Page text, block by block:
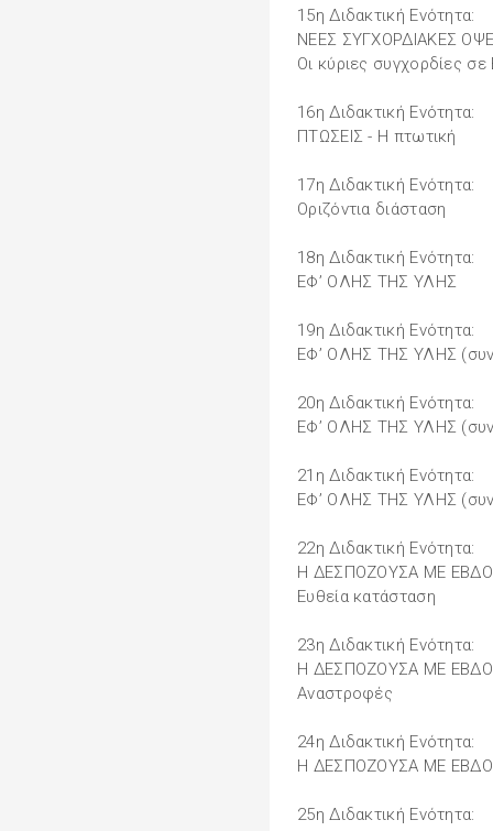
15η Διδακτική Ενότητα:
ΝΕΕΣ ΣΥΓΧΟΡΔΙΑΚΕΣ
Οι κύριες συγχορδίες
16η Διδακτική Ενότητα:
ΠΤΩΣΕΙΣ - Η πτωτική
17η Διδακτική Ενότητα:
Οριζόντια διάσταση
18η Διδακτική Ενότητα:
ΕΦ’ ΟΛΗΣ ΤΗΣ ΥΛΗΣ
19η Διδακτική Ενότητα:
ΕΦ’ ΟΛΗΣ ΤΗΣ ΥΛΗΣ
20η Διδακτική Ενότητα:
ΕΦ’ ΟΛΗΣ ΤΗΣ ΥΛΗΣ
21η Διδακτική Ενότητα:
ΕΦ’ ΟΛΗΣ ΤΗΣ ΥΛΗΣ
22η Διδακτική Ενότητα:
Η ΔΕΣΠΟΖΟΥΣΑ ΜΕ
Ευθεία κατάσταση
23η Διδακτική Ενότητα:
Η ΔΕΣΠΟΖΟΥΣΑ ΜΕ
Αναστροφές
24η Διδακτική Ενότητα:
Η ΔΕΣΠΟΖΟΥΣΑ ΜΕ
25η Διδακτική Ενότητα: